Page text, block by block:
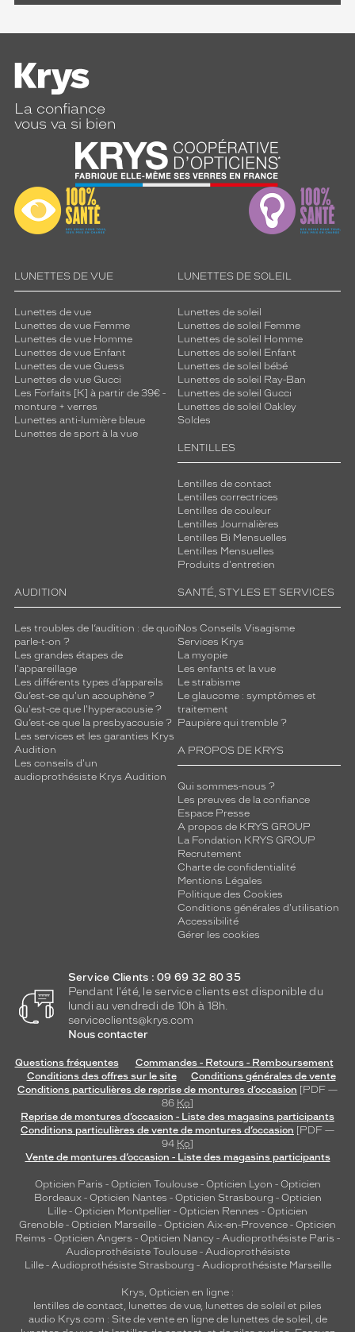
La confiance
vous va si bien
LUNETTES DE VUE
Lunettes de vue
Lunettes de vue Femme
Lunettes de vue Homme
Lunettes de vue Enfant
Lunettes de vue Guess
Lunettes de vue Gucci
Les Forfaits [K] à partir de 39€ -
monture + verres
Lunettes anti-lumière bleue
Lunettes de sport à la vue
LUNETTES DE SOLEIL
Lunettes de soleil
Lunettes de soleil Femme
Lunettes de soleil Homme
Lunettes de soleil Enfant
Lunettes de soleil bébé
Lunettes de soleil Ray-Ban
Lunettes de soleil Gucci
Lunettes de soleil Oakley
Soldes
LENTILLES
Lentilles de contact
Lentilles correctrices
Lentilles de couleur
Lentilles Journalières
Lentilles Bi Mensuelles
Lentilles Mensuelles
Produits d'entretien
AUDITION
Les troubles de l’audition : de quoi
parle-t-on ?
Les grandes étapes de
l'appareillage
Les différents types d’appareils
Qu’est-ce qu'un acouphène ?
Qu'est-ce que l'hyperacousie ?
Qu’est-ce que la presbyacousie ?
Les services et les garanties Krys
Audition
Les conseils d'un
audioprothésiste Krys Audition
SANTÉ, STYLES ET SERVICES
Nos Conseils Visagisme
Services Krys
La myopie
Les enfants et la vue
Le strabisme
Le glaucome : symptômes et
traitement
Paupière qui tremble ?
A PROPOS DE KRYS
Qui sommes-nous ?
Les preuves de la confiance
Espace Presse
A propos de KRYS GROUP
La Fondation KRYS GROUP
Recrutement
Charte de confidentialité
Mentions Légales
Politique des Cookies
Conditions générales d'utilisation
Accessibilité
Gérer les cookies
Service Clients : 09 69 32 80 35
Pendant l'été, le service clients est disponible du
lundi au vendredi de 10h à 18h.
serviceclients@krys.com
Nous contacter
Questions fréquentes
Commandes - Retours - Remboursement
Conditions des offres sur le site
Conditions générales de vente
Conditions particulières de reprise de montures d’occasion [PDF —
86 Ko]
Reprise de montures d’occasion - Liste des magasins participants
Conditions particulières de vente de montures d’occasion [PDF —
94 Ko]
Vente de montures d’occasion - Liste des magasins participants
Opticien Paris - Opticien Toulouse- Opticien Lyon - Opticien
Bordeaux- Opticien Nantes - Opticien Strasbourg - Opticien
Lille - Opticien Montpellier - Opticien Rennes - Opticien
Grenoble - Opticien Marseille - Opticien Aix-en-Provence - Opticien
Reims - Opticien Angers - Opticien Nancy - Audioprothésiste Paris -
Audioprothésiste Toulouse- Audioprothésiste
Lille- Audioprothésiste Strasbourg - Audioprothésiste Marseille
Krys, Opticien en ligne :
lentilles de contact, lunettes de vue, lunettes de soleil et piles
audio Krys.com : Site de vente en ligne de lunettes de soleil, de